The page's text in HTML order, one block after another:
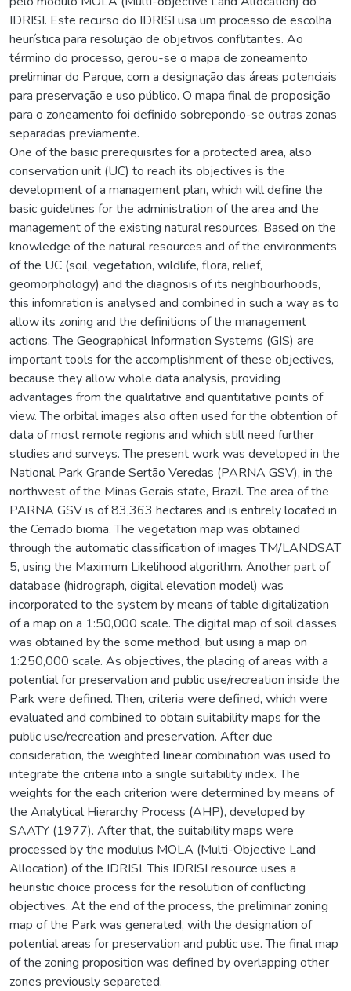
IDRISI. Este recurso do IDRISI usa um processo de escolha
heurística para resolução de objetivos conflitantes. Ao
término do processo, gerou-se o mapa de zoneamento
preliminar do Parque, com a designação das áreas potenciais
para preservação e uso público. O mapa final de proposição
para o zoneamento foi definido sobrepondo-se outras zonas
separadas previamente.
One of the basic prerequisites for a protected area, also
conservation unit (UC) to reach its objectives is the
development of a management plan, which will define the
basic guidelines for the administration of the area and the
management of the existing natural resources. Based on the
knowledge of the natural resources and of the environments
of the UC (soil, vegetation, wildlife, flora, relief,
geomorphology) and the diagnosis of its neighbourhoods,
this infomration is analysed and combined in such a way as to
allow its zoning and the definitions of the management
actions. The Geographical Information Systems (GIS) are
important tools for the accomplishment of these objectives,
because they allow whole data analysis, providing
advantages from the qualitative and quantitative points of
view. The orbital images also often used for the obtention of
data of most remote regions and which still need further
studies and surveys. The present work was developed in the
National Park Grande Sertão Veredas (PARNA GSV), in the
northwest of the Minas Gerais state, Brazil. The area of the
PARNA GSV is of 83,363 hectares and is entirely located in
the Cerrado bioma. The vegetation map was obtained
through the automatic classification of images TM/LANDSAT
5, using the Maximum Likelihood algorithm. Another part of
database (hidrograph, digital elevation model) was
incorporated to the system by means of table digitalization
of a map on a 1:50,000 scale. The digital map of soil classes
was obtained by the some method, but using a map on
1:250,000 scale. As objectives, the placing of areas with a
potential for preservation and public use/recreation inside the
Park were defined. Then, criteria were defined, which were
evaluated and combined to obtain suitability maps for the
public use/recreation and preservation. After due
consideration, the weighted linear combination was used to
integrate the criteria into a single suitability index. The
weights for the each criterion were determined by means of
the Analytical Hierarchy Process (AHP), developed by
SAATY (1977). After that, the suitability maps were
processed by the modulus MOLA (Multi-Objective Land
Allocation) of the IDRISI. This IDRISI resource uses a
heuristic choice process for the resolution of conflicting
objectives. At the end of the process, the preliminar zoning
map of the Park was generated, with the designation of
potential areas for preservation and public use. The final map
of the zoning proposition was defined by overlapping other
zones previously separeted.